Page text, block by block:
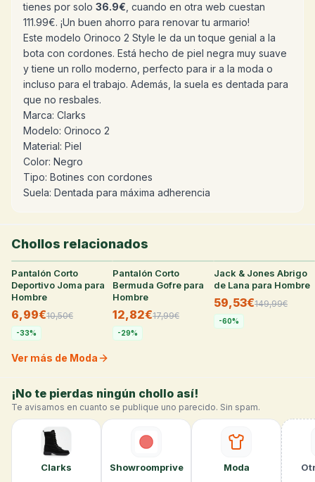
tienes por solo 36.9€ , cuando en otra web cuestan
111.99€. ¡Un buen ahorro para renovar tu armario!
Este modelo Orinoco 2 Style le da un toque genial a la
bota con cordones. Está hecho de piel negra muy suave
y tiene un rollo moderno, perfecto para ir a la moda o
incluso para el trabajo. Además, la suela es dentada para
que no resbales.
Marca: Clarks
Modelo: Orinoco 2
Material: Piel
Color: Negro
Tipo: Botines con cordones
Suela: Dentada para máxima adherencia
Chollos relacionados
Pantalón Corto
Deportivo Joma para
Hombre
6,99€10,50€
-33%
Pantalón Corto
Bermuda Gofre para
Hombre
12,82€17,99€
-29%
28°
Jack & Jones Abrigo
de Lana para Hombre
59,53€149,99€
-60%
Ver más de Moda
¡No te pierdas ningún chollo así!
Te avisamos en cuanto se publique uno parecido. Sin spam.
Clarks Showroomprive Moda